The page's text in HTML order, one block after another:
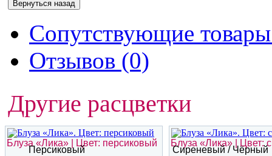
Сопутствующие
Отзывов (0)
Другие расцветки
Блуза «Лика» | Цвет: персиковый
Персиковый
Блуза «Лика» | Цвет:
Сиреневый / Чёрный